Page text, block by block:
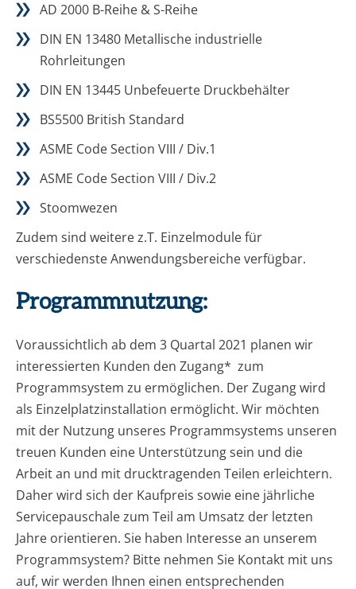
AD 2000 B-Reihe & S-Reihe
DIN EN 13480 Metallische industrielle
Rohrleitungen
DIN EN 13445 Unbefeuerte Druckbehälter
BS5500 British Standard
ASME Code Section VIII / Div.1
ASME Code Section VIII / Div.2
Stoomwezen
Zudem sind weitere z.T. Einzelmodule für
verschiedenste Anwendungsbereiche verfügbar.
Programmnutzung:
Voraussichtlich ab dem 3 Quartal 2021 planen wir
interessierten Kunden den Zugang* zum
Programmsystem zu ermöglichen. Der Zugang wird
als Einzelplatzinstallation ermöglicht. Wir möchten
mit der Nutzung unseres Programmsystems unseren
treuen Kunden eine Unterstützung sein und die
Arbeit an und mit drucktragenden Teilen erleichtern.
Daher wird sich der Kaufpreis sowie eine jährliche
Servicepauschale zum Teil am Umsatz der letzten
Jahre orientieren. Sie haben Interesse an unserem
Programmsystem? Bitte nehmen Sie Kontakt mit uns
auf, wir werden Ihnen einen entsprechenden